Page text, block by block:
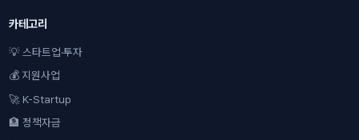
카테고리
💡 스타트업·투자
💰 지원사업
🚀 K-Startup
🏦 정책자금